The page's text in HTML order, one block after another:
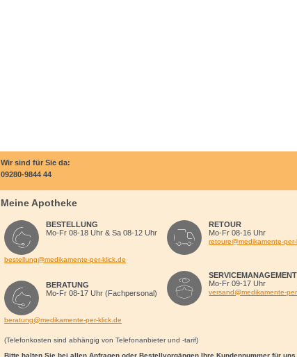
Wir sind für Sie da:
09280-9844 44
Meine Apotheke
BESTELLUNG
Mo-Fr 08-18 Uhr & Sa 08-12 Uhr
bestellung@medikamente-per-klick.de
BERATUNG
Mo-Fr 08-17 Uhr (Fachpersonal)
beratung@medikamente-per-klick.de
RETOUR
Mo-Fr 08-16 Uhr
retoure@medikamente-
SERVICEMANAGEMENT
Mo-Fr 09-17 Uhr
versand@medikamente-
(Telefonkosten sind abhängig von Telefonanbieter und -tarif)
Bitte halten Sie bei allen Anfragen oder Bestellvorgängen Ihre Kundennummer für uns